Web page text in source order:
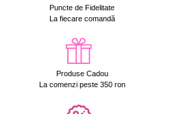
Puncte de Fidelitate
La fiecare comandă
Produse Cadou
La comenzi peste 350 ron